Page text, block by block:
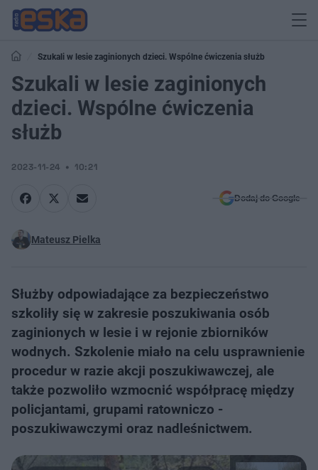
Szukali w lesie zaginionych dzieci. Wspólne ćwiczenia służb
Szukali w lesie zaginionych
dzieci. Wspólne ćwiczenia
służb
2023-11-24 10:21
Dodaj do Google
Mateusz Pielka
Służby odpowiadające za bezpieczeństwo
szkoliły się w zakresie poszukiwania osób
zaginionych w lesie i w rejonie zbiorników
wodnych. Szkolenie miało na celu usprawnienie
procedur w razie akcji poszukiwawczej, ale
także pozwoliło wzmocnić współpracę między
policjantami, grupami ratowniczo -
poszukiwawczymi oraz nadleśnictwem.